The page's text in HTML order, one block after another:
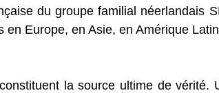
du groupe familial néerlandais
Europe, en Asie, en Amérique
la source ultime de